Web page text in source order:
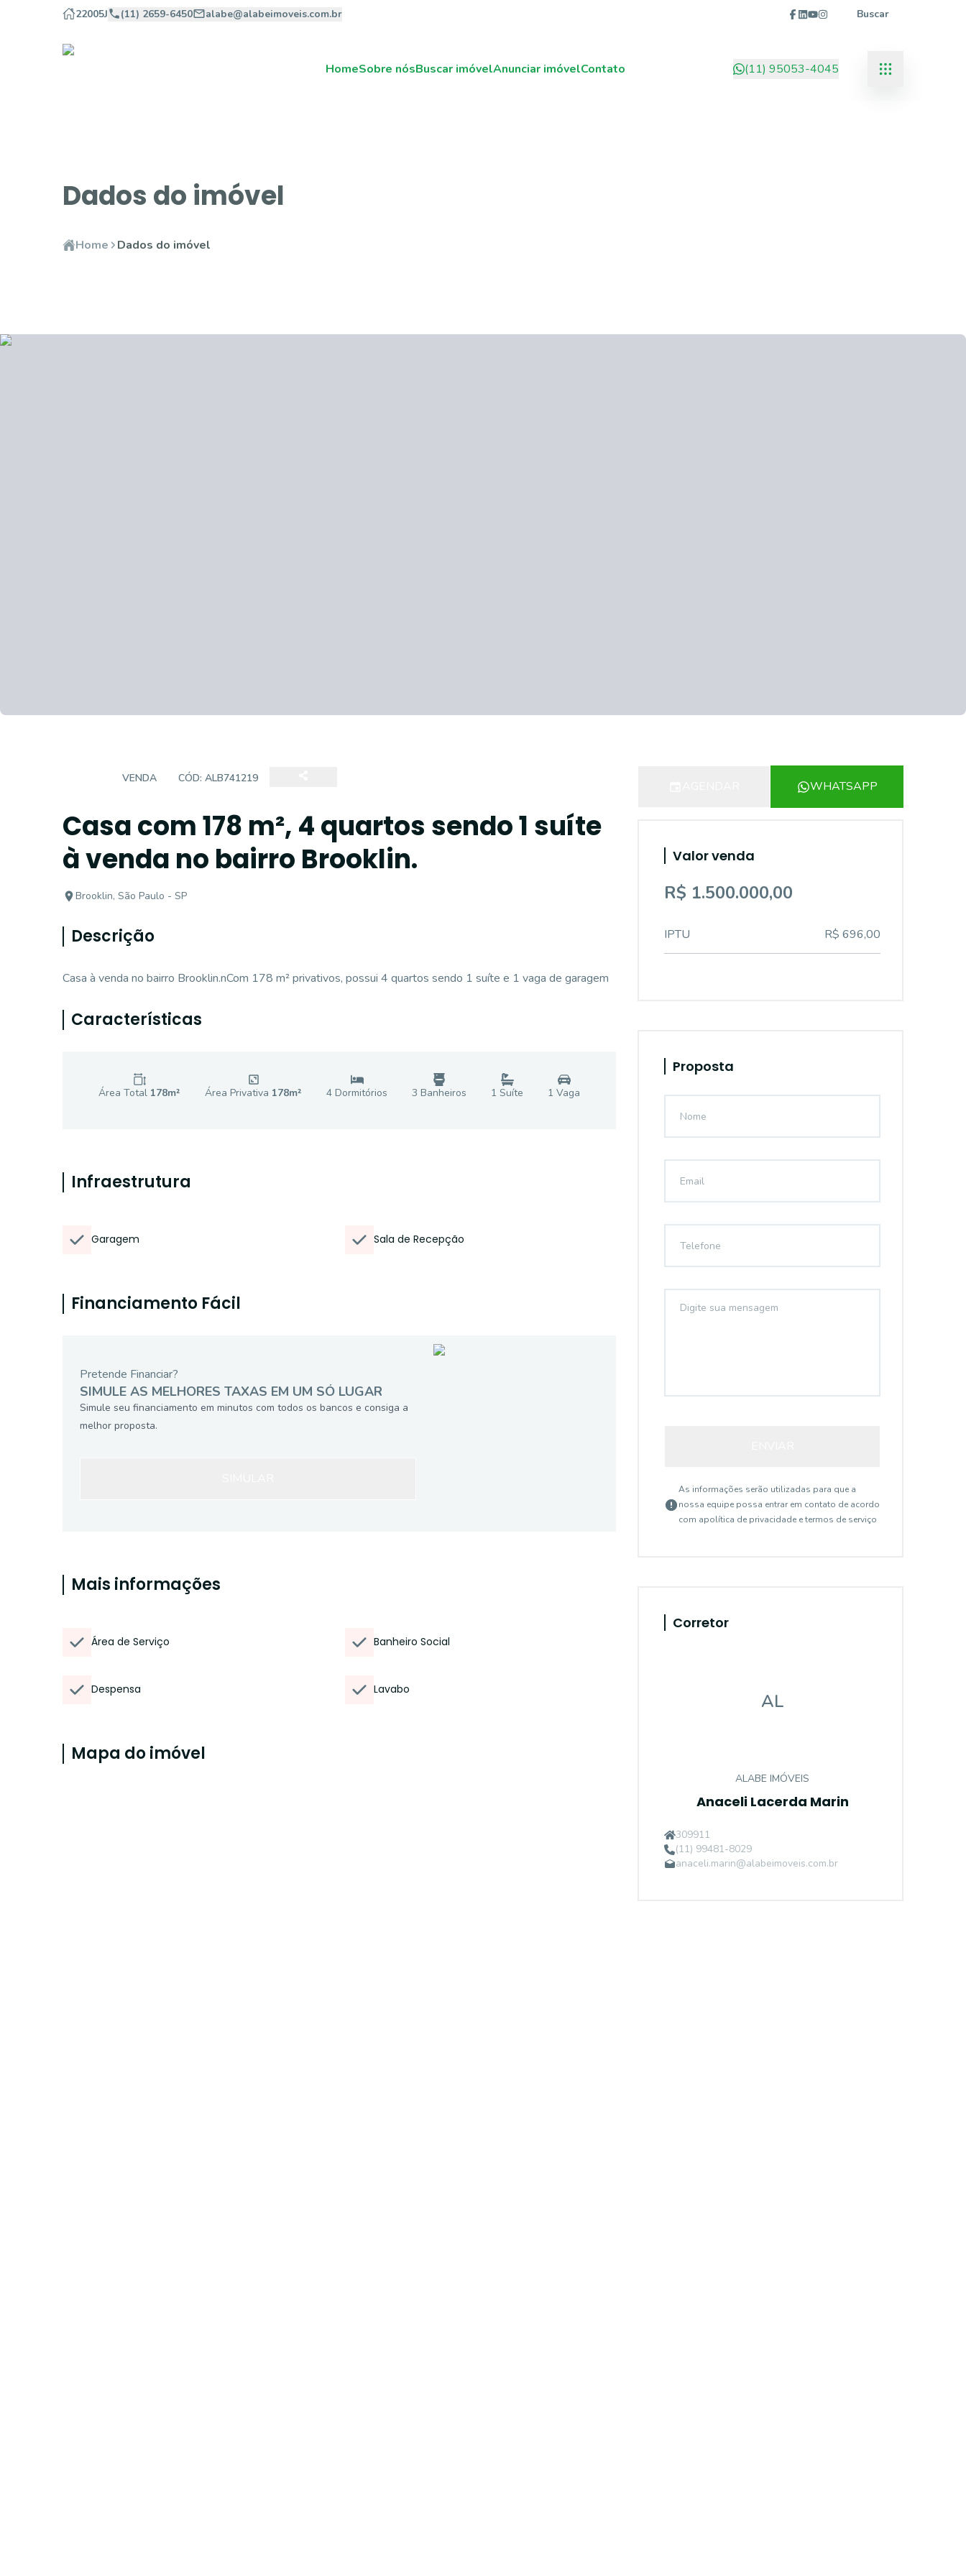
22005J (11) 2659-6450 alabe@alabeimoveis.com.br Buscar
HomeSobre nósBuscar imóvelAnunciar imóvelContato (11) 95053-4045
Dados do imóvel
Home Dados do imóvel
VENDA CÓD: ALB741219
Casa com 178 m², 4 quartos sendo 1 suíte
à venda no bairro Brooklin.
Brooklin, São Paulo - SP
Descrição
Casa à venda no bairro Brooklin.nCom 178 m² privativos, possui 4 quartos sendo 1 suíte e 1 vaga de garagem
Características
Área Total 178m² Área Privativa 178m² 4 Dormitórios 3 Banheiros 1 Suíte 1 Vaga
Infraestrutura
Garagem Sala de Recepção
Financiamento Fácil
Pretende Financiar?
SIMULE AS MELHORES TAXAS EM UM SÓ LUGAR
Simule seu financiamento em minutos com todos os bancos e consiga a
melhor proposta.
Mais informações
Área de Serviço Banheiro Social
Despensa Lavabo
Mapa do imóvel
WHATSAPP
Valor venda
R$ 1.500.000,00
IPTU R$ 696,00
Proposta
As informações serão utilizadas para que a
nossa equipe possa entrar em contato de acordo
com apolítica de privacidade e termos de serviço
Corretor
AL
ALABE IMÓVEIS
Anaceli Lacerda Marin
309911
(11) 99481-8029
anaceli.marin@alabeimoveis.com.br